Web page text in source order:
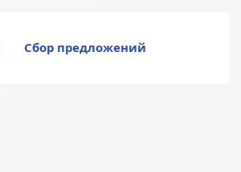
Сбор предложений